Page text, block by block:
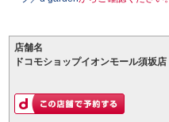
店舗名
ドコモショップイオンモール須坂店